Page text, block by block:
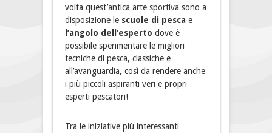
volta quest’antica arte sportiva sono a
disposizione le scuole di pescae
l’angolo dell’esperto dove è
possibile sperimentare le migliori
tecniche di pesca, classiche e
all’avanguardia, così da rendere anche
i più piccoli aspiranti veri e propri
esperti pescatori!
Tra le iniziative più interessanti